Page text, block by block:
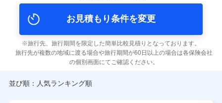
お見積もり条件を変更
旅行先、旅行期間を限定した簡単比較見積りとなっております。
旅行先が複数の地域に渡る場合や旅行期間が60日以上の場合は各保険会社
の個別画面にてご確認ください。
並び順：人気ランキング順